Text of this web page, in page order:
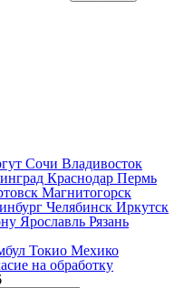
Сочи Владивосток
Краснодар Пермь
Магнитогорск
Челябинск Иркутск
Ярославль Рязань
Токио Мехико
на обработку